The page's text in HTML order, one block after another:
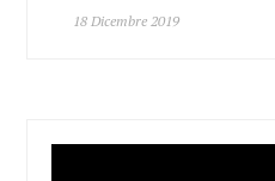
18 Dicembre 2019